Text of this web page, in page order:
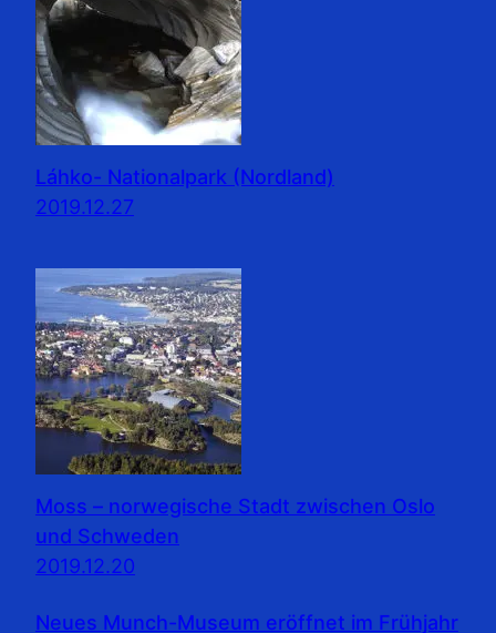
Láhko- Nationalpark (Nordland)
2019.12.27
Moss – norwegische Stadt zwischen Oslo
und Schweden
2019.12.20
Neues Munch-Museum eröffnet im Frühjahr